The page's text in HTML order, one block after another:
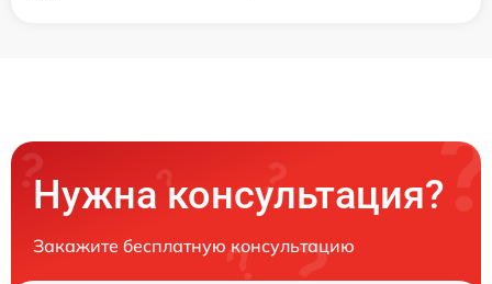
Нужна консультация?
Закажите бесплатную консультацию